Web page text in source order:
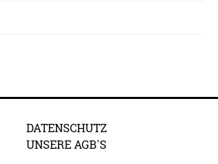
DATENSCHUTZ
UNSERE AGB'S